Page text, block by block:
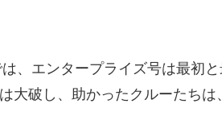
、エンタープライズ号は最初
大破し、助かったクルーたち